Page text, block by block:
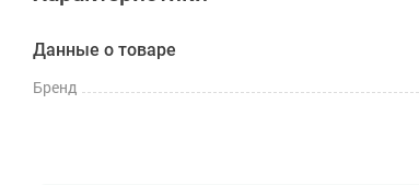
Данные о товаре
Бренд